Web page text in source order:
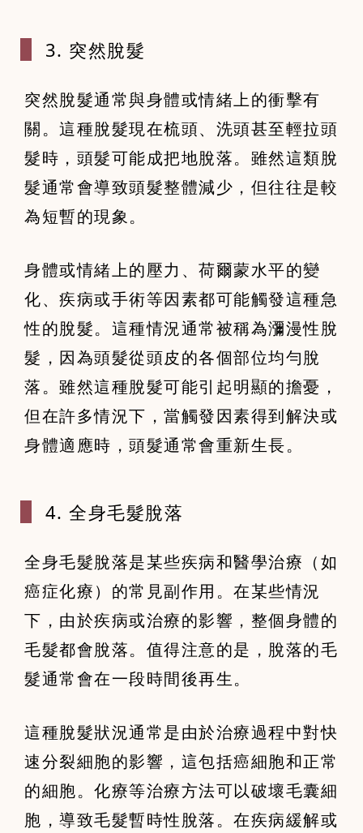
3. 突然脫髮
突然脫髮通常與身體或情緒上的衝擊有
關。這種脫髮現在梳頭、洗頭甚至輕拉頭
髮時，頭髮可能成把地脫落。雖然這類脫
髮通常會導致頭髮整體減少，但往往是較
為短暫的現象。
身體或情緒上的壓力、荷爾蒙水平的變
化、疾病或手術等因素都可能觸發這種急
性的脫髮。這種情況通常被稱為瀰漫性脫
髮，因為頭髮從頭皮的各個部位均勻脫
落。雖然這種脫髮可能引起明顯的擔憂，
但在許多情況下，當觸發因素得到解決或
身體適應時，頭髮通常會重新生長。
4. 全身毛髮脫落
全身毛髮脫落是某些疾病和醫學治療（如
癌症化療）的常見副作用。在某些情況
下，由於疾病或治療的影響，整個身體的
毛髮都會脫落。值得注意的是，脫落的毛
髮通常會在一段時間後再生。
這種脫髮狀況通常是由於治療過程中對快
速分裂細胞的影響，這包括癌細胞和正常
的細胞。化療等治療方法可以破壞毛囊細
胞，導致毛髮暫時性脫落。在疾病緩解或